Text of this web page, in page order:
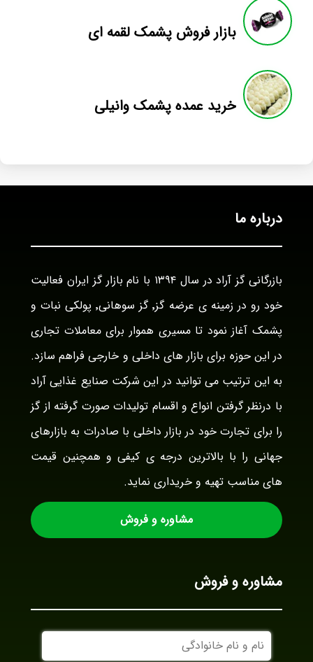
بازار فروش پشمک لقمه ای
خرید عمده پشمک وانیلی
درباره ما
بازرگانی گز آراد در سال ۱۳۹۴ با نام بازار گز ایران فعالیت
خود رو در زمینه ی عرضه گز٬ گز سوهانی٬ پولکی نبات و
پشمک آغاز نمود تا مسیری هموار برای معاملات تجاری
در این حوزه برای بازار های داخلی و خارجی فراهم سازد.
به این ترتیب می توانید در این شرکت صنایع غذایی آراد
با درنظر گرفتن انواع و اقسام تولیدات صورت گرفته از گز
را برای تجارت خود در بازار داخلی با صادرات به بازارهای
جهانی را با بالاترین درجه ی کیفی و همچنین قیمت
های مناسب تهیه و خریداری نماید.
مشاوره و فروش
مشاوره و فروش
نام
و